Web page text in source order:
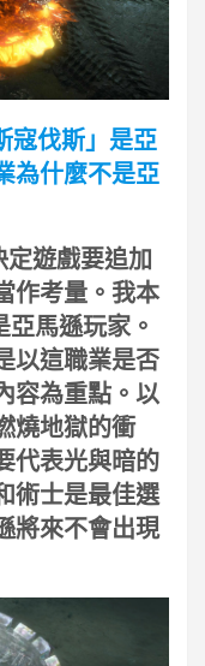
寇伐斯」是亞
為什麼不是亞
遊戲要追加
作考量。我本
馬遜玩家。
以這職業是否
容為重點。以
燒地獄的衝
代表光與暗的
術士是最佳選
將來不會出現